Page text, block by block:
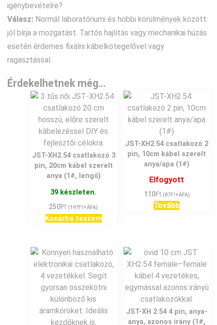
igénybevételre?
Válasz: Normál laboratóriumi és hobbi körülmények között
jól bírja a mozgatást. Tartós hajlítás vagy mechanikai húzás
esetén érdemes fixálni kábelkötegelővel vagy
ragasztással.
Érdekelhetnek még…
JST-XH2.54 csatlakozó 3
pin, 20cm kábel szerelt
anya (1#, lengő)
39 készleten.
250Ft (197Ft+ÁFA)
Kosárba teszem
JST-XH2.54 csatlakozó 2
pin, 10cm kábel szerelt
anya/apa (1#)
Elfogyott
110Ft (87Ft+ÁFA)
Tovább
JST-XH 2.54 4 pin, anya-
anya, azonos irány (1#,